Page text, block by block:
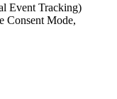
Event Tracking)
Consent Mode,